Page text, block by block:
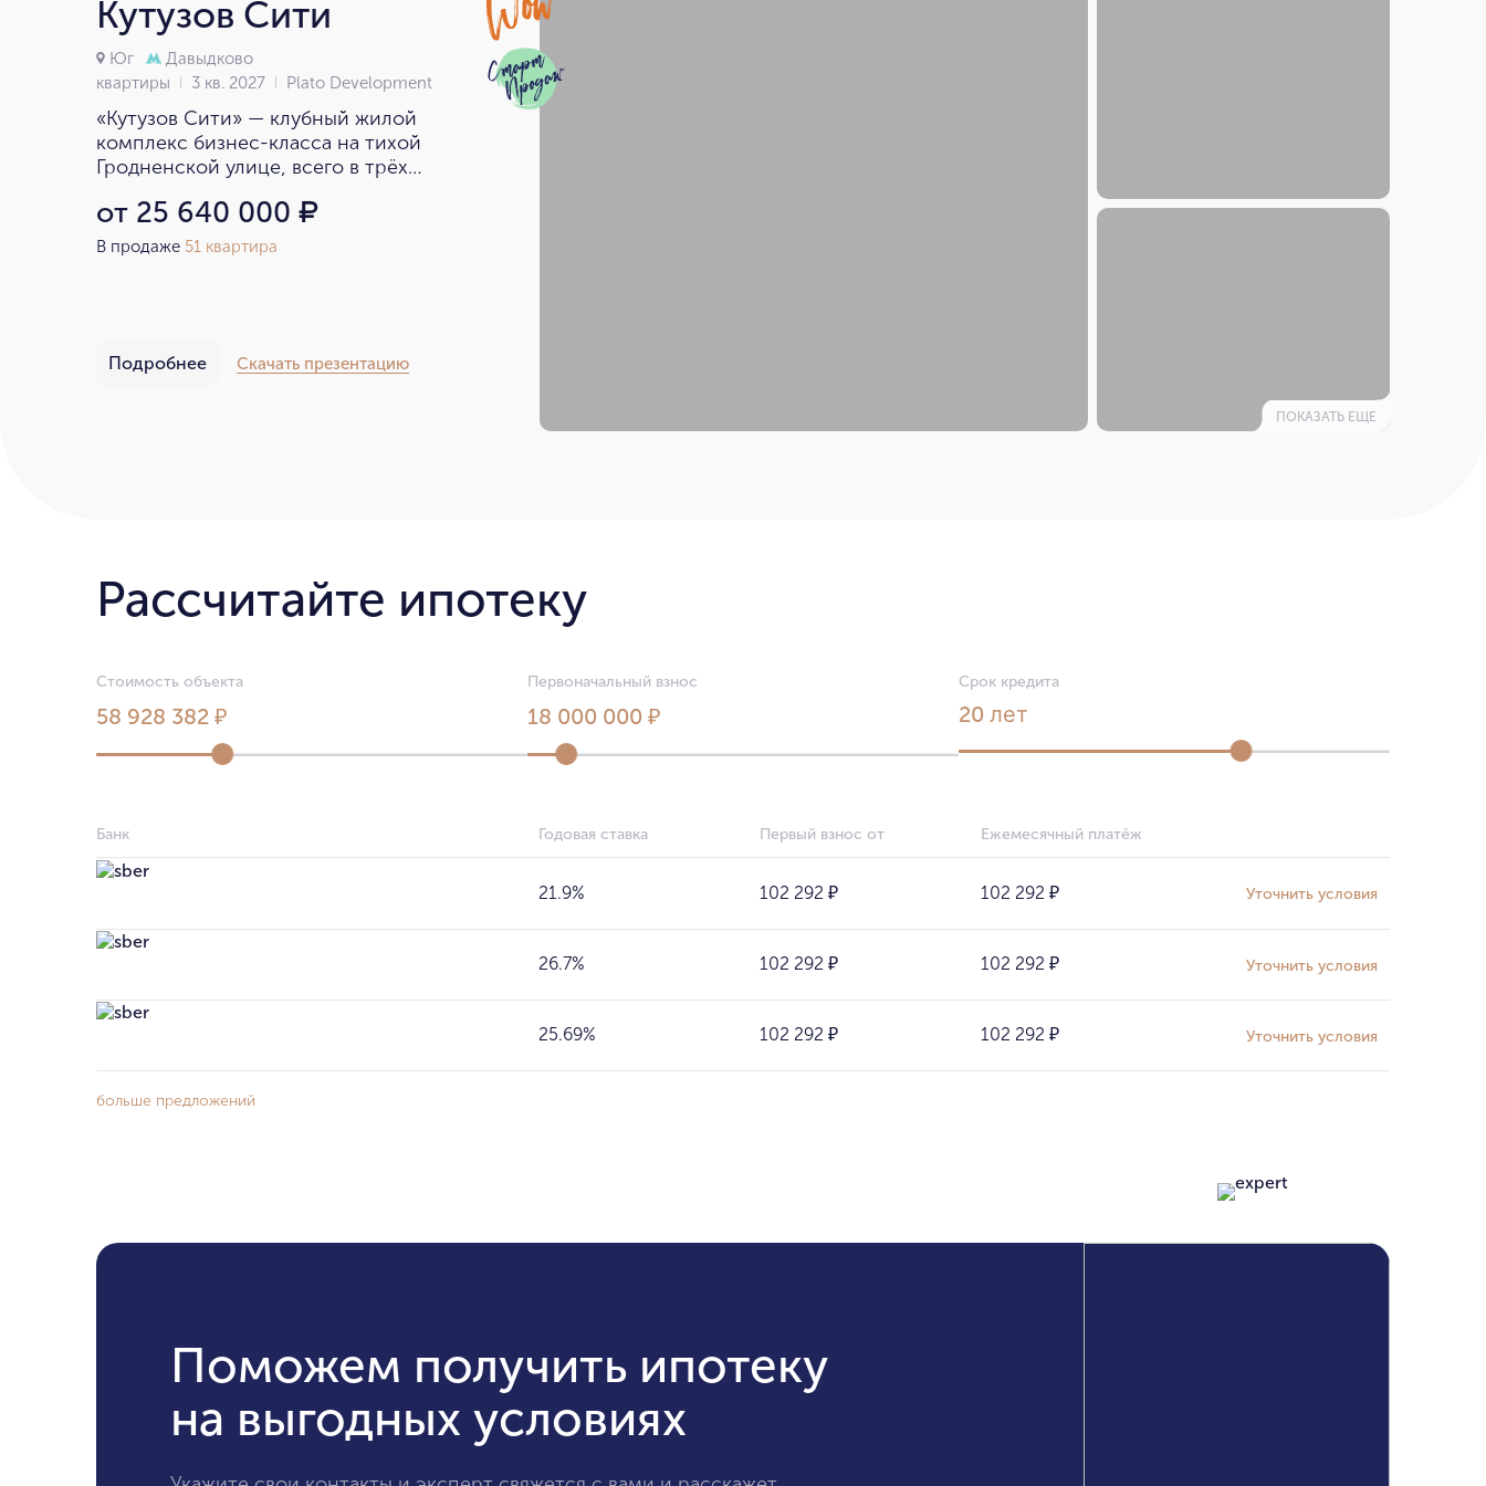
Кутузов Сити
Юг
Давыдково
квартиры
3 кв. 2027 Plato Development
«Кутузов Сити» — клубный жилой
комплекс бизнес-класса на тихой
Гродненской улице, всего в трёх
от 25 640 000 ₽
В продаже 51 квартира
Подробнее Скачать презентацию
ПОКАЗАТЬ ЕЩЕ
Рассчитайте ипотеку
Стоимость объекта
58 928 382 ₽
Первоначальный взнос
18 000 000 ₽
Срок кредита
20 лет
Банк Годовая ставка Первый взнос от Ежемесячный платёж
21.9% 102 292 ₽ 102 292 ₽ Уточнить условия
26.7% 102 292 ₽ 102 292 ₽ Уточнить условия
25.69% 102 292 ₽ 102 292 ₽ Уточнить условия
больше предложений
Поможем получить ипотеку
на выгодных условиях